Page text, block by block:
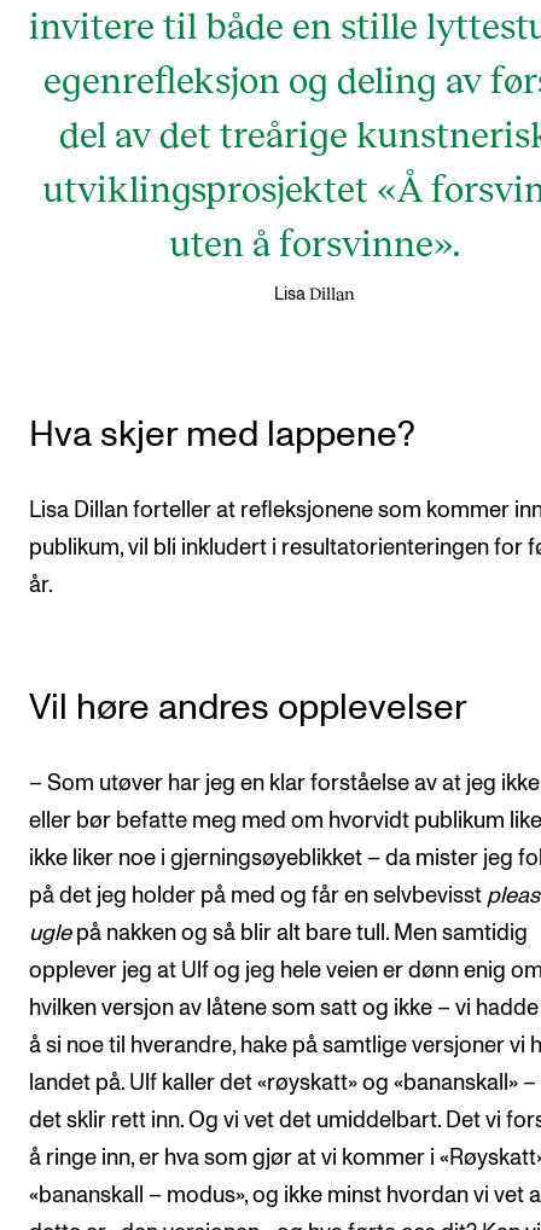
invitere til både en stille
egenrefleksjon og deling av
del av det treårige
utviklingsprosjektet «Å
uten å forsvinne».
Lisa Dillan
Hva skjer med lappene?
Lisa Dillan forteller at refleksjonene som kommer
publikum, vil bli inkludert i resultatorienteringen for
år.
Vil høre andres opplevelser
– Som utøver har jeg en klar forståelse av at jeg
eller bør befatte meg med om hvorvidt publikum
ikke liker noe i gjerningsøyeblikket – da mister jeg
på det jeg holder på med og får en selvbevisst
uglepå nakken og så blir alt bare tull. Men samtidig
opplever jeg at Ulf og jeg hele veien er dønn enig
hvilken versjon av låtene som satt og ikke – vi
å si noe til hverandre, hake på samtlige versjoner vi
landet på. Ulf kaller det «røyskatt» og «bananskall»
det sklir rett inn. Og vi vet det umiddelbart. Det vi
å ringe inn, er hva som gjør at vi kommer i
«bananskall – modus», og ikke minst hvordan vi vet